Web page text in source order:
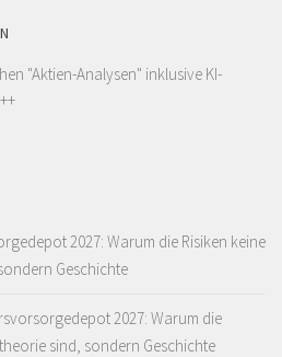
"Aktien-Analysen" inklusive KI-
2027: Warum die Risiken keine
Geschichte
2027: Warum die
sind, sondern Geschichte